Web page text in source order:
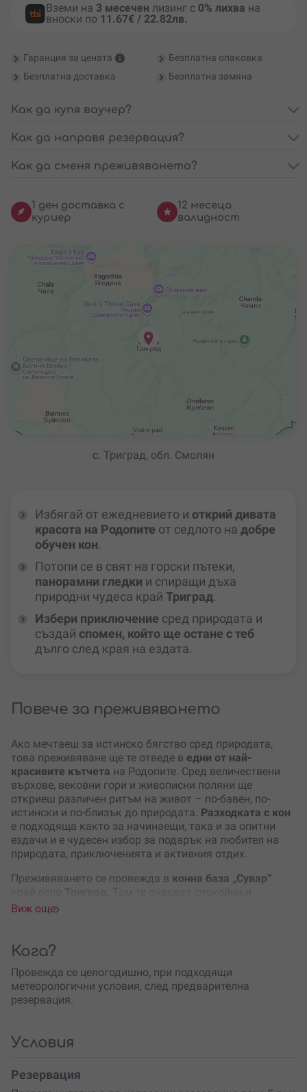
Вземи на 3 месечен лизинг с 0% лихва на
вноски по 11.67€ / 22.82лв.
Гаранция за цената
Безплатна опаковка
Безплатна доставка
Безплатна замяна
Как да купя ваучер?
Как да направя резервация?
Как да сменя преживяването?
1 ден доставка с
куриер
12 месеца
валидност
с. Триград, обл. Смолян
Избягай от ежедневието и открий дивата
красота на Родопите от седлото на добре
обучен кон.
Потопи се в свят на горски пътеки,
панорамни гледки и спиращи дъха
природни чудеса край Триград.
Избери приключение сред природата и
създай спомен, който ще остане с теб
дълго след края на ездата.
Повече за преживяването
Ако мечтаеш за истинско бягство сред природата,
това преживяване ще те отведе в едни от най-
красивите кътчета на Родопите. Сред величествени
върхове, вековни гори и живописни поляни ще
откриеш различен ритъм на живот – по-бавен, по-
истински и по-близък до природата. Разходката с кон
е подходяща както за начинаещи, така и за опитни
ездачи и е чудесен избор за подарък на любител на
природата, приключенията и активния отдих.
Преживяването се провежда в конна база „Сувар“
професионално обучени коне, подходящи за различни
се чувстваш уверен по време на ездата. Осигурена е
необходимата екипировка за комфортно и безопасно
преживяване.
Маршрутите са с продължителност между 1 и 3 часа и
може да се насладиш на гледки към някои от
като Дяволското гърло, Ягодинската пещера, Орлово
око, Вълчи камък, Чаирските езера и връх Виденица.
Виж още
Кога?
Провежда се целогодишно, при подходящи
метеорологични условия, след предварителна
резервация.
Условия
Резервация